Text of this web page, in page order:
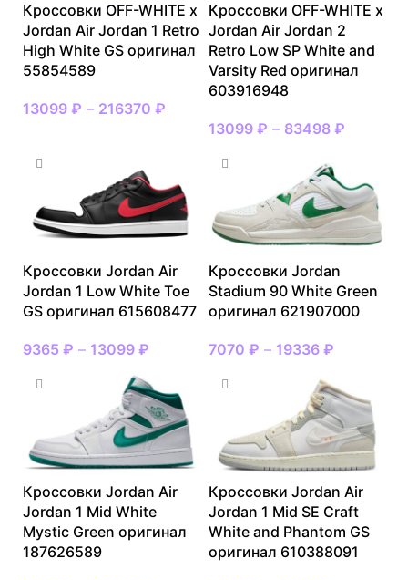
Кроссовки OFF-WHITE x
Jordan Air Jordan 1 Retro
High White GS оригинал
55854589
13099 ₽ – 216370 ₽
Кроссовки OFF-WHITE x
Jordan Air Jordan 2
Retro Low SP White and
Varsity Red оригинал
603916948
13099 ₽ – 83498 ₽
Кроссовки Jordan Air
Jordan 1 Low White Toe
GS оригинал 615608477
9365 ₽ – 13099 ₽
Кроссовки Jordan
Stadium 90 White Green
оригинал 621907000
7070 ₽ – 19336 ₽
Кроссовки Jordan Air
Jordan 1 Mid White
Mystic Green оригинал
187626589
Кроссовки Jordan Air
Jordan 1 Mid SE Craft
White and Phantom GS
оригинал 610388091